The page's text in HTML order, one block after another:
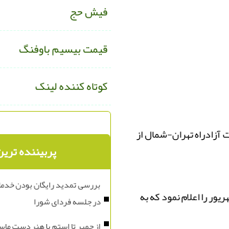
تهران-شمال از
های ترافیکی امروز جمعه ۱۴ شهریور را اعلام نمود که به
فیش حج
قیمت بیسیم باوفنگ
کوتاه کننده لینک
پربیننده
بررسی تمدید رایگان بودن
در جلسه فردای شورا